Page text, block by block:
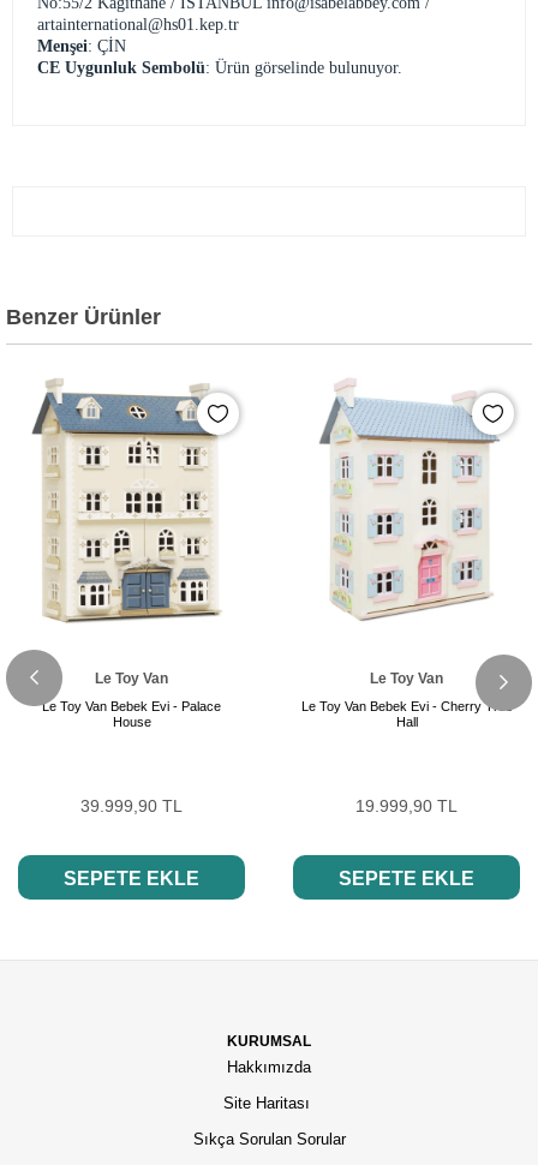
artainternational@hs01.kep.tr
Menşei: ÇİN
CE Uygunluk Sembolü: Ürün görselinde bulunuyor.
Benzer Ürünler
Le Toy Van
Le Toy Van Bebek Evi - Palace
House
39.999,90 TL
SEPETE EKLE
Le Toy Van
Le Toy Van Bebek Evi - Cherry Tree
Hall
19.999,90 TL
SEPETE EKLE
KURUMSAL
Hakkımızda
Site Haritası
Sıkça Sorulan Sorular